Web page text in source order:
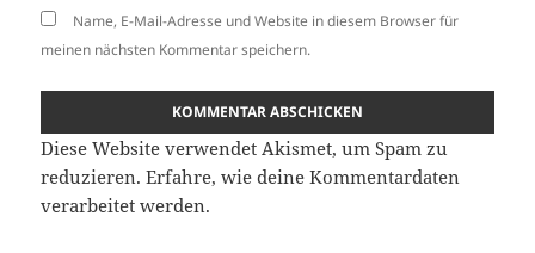
Name, E-Mail-Adresse und Website in diesem Browser für
meinen nächsten Kommentar speichern.
Diese Website verwendet Akismet, um Spam zu
reduzieren.Erfahre, wie deine Kommentardaten
verarbeitet werden.